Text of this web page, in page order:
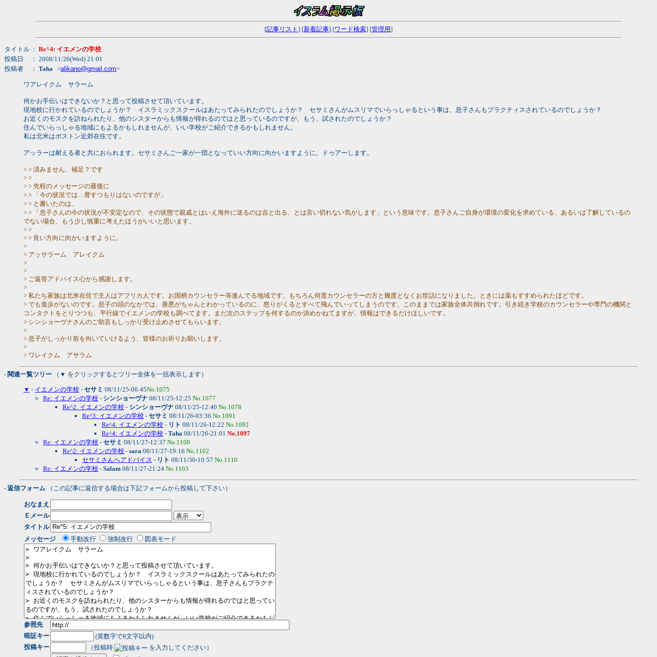
[記事リスト ] [新着記事] [ワード検索] [管理用]
タイトル ： Re^4: イエメンの学校
投稿日
： 2008/11/26(Wed) 21:01
投稿者
： Taha <alikano@gmail.com>
ワアレイクム サラーム
何かお手伝いはできないか？と思って投稿させて頂いています。
現地校に行かれているのでしょうか？ イスラミックスクールはあたってみられたのでしょうか？ セサミさんがムスリマでいらっしゃるという事は、息子さんもプラクティスされているのでしょうか？
お近くのモスクを訪ねられたり、他のシスターからも情報が得れるのではと思っているのですが、もう、試されたのでしょうか？
住んでいらっしゃる地域にもよるかもしれませんが、いい学校がご紹介できるかもしれません。
私は北米はボストン近郊在住です。
アッラーは耐える者と共におられます。セサミさんご一家が一団となっていい方向に向かいますように。ドゥアーします。
> > 済みません、補足？です
> >
> > 先程のメッセージの最後に
> > 「今の状況では…脅すつもりはないのですが」
> > と書いたのは、
> > 「息子さんの今の状況が不安定なので、その状態で親戚とはいえ海外に送るのは吉と出る、とは言い切れない気がします」という意味です。息子さんご自身が環境の変化を求めている、あるいは了解しているの
でない場合、もう少し慎重に考えたほうがいいと思います。
> >
> > 良い方向に向かいますように。
>
> アッサラーム アレイクム
>
>
> ご返答アドバイス心から感謝します。
>
> 私たち家族は北米在住で主人はアフリカ人です。お国柄カウンセラー等進んでる地域です。もちろん何度カウンセラーの方と幾度となくお世話になりました。ときには薬もすすめられたほどです。
> でも進歩がないのです。息子の頭のなかでは、善悪がちゃんとわかっているのに、怒りがくるとすべて飛んでいってしまうのです。このままでは家族全体共倒れです。引き続き学校のカウンセラーや専門の機関と
コンタクトをとりつつも、平行線でイエメンの学校も調べてます。まだ次のステップを何するのか決めかねてますが、情報はできるだけほしいです。
> シンショーヴナさんのご助言もしっかり受け止めさせてもらいます。
>
> 息子がしっかり前を向いていけるよう、皆様のお祈りお願いします。
>
> ワレイクム アサラム
- 関連一覧ツリー （▼ をクリックするとツリー全体を一括表示します）
▼ - イエメンの学校 - セサミ 08/11/25-06:45No.1075
Re: イエメンの学校 - シンショーヴナ 08/11/25-12:25 No.1077
Re^2: イエメンの学校 - シンショーヴナ 08/11/25-12:40 No.1078
Re^3: イエメンの学校 - セサミ 08/11/26-03:36 No.1091
Re^4: イエメンの学校 - リト 08/11/26-12:22 No.1092
Re^4: イエメンの学校 - Taha 08/11/26-21:01 No.1097
Re: イエメンの学校 - セサミ 08/11/27-12:37 No.1100
Re^2: イエメンの学校 - sara 08/11/27-19:16 No.1102
セサミさんへアドバイス - リト 08/11/30-10:57 No.1110
Re: イエメンの学校 - Salam 08/11/27-21:24 No.1103
- 返信フォーム （この記事に返信する場合は下記フォームから投稿して下さい）
おなまえ
Ｅメール
タイトル
メッセージ
手動改行 強制改行 図表モード
参照先
暗証キー
(英数字で8文字以内)
投稿キー
（投稿時
を入力してください）